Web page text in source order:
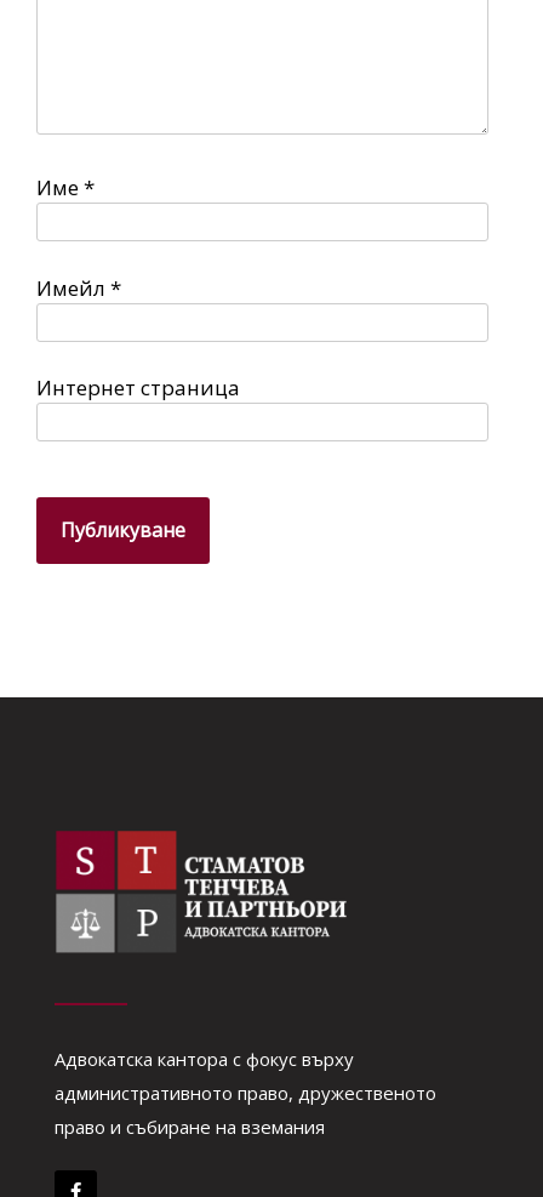
Име*
Имейл *
Интернет страница
Адвокатска кантора с фокус върху
административното право, дружественото
право и събиране на вземания